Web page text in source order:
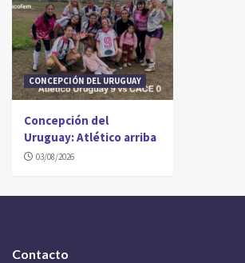
CONCEPCIÓN DEL URUGUAY
Concepción del
Uruguay: Atlético arriba
03/08/2026
Contacto